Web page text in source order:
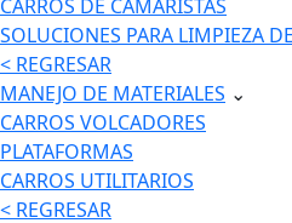
CARROS DE CAMARISTAS
SOLUCIONES PARA LIMPIEZA
< REGRESAR
MANEJO DE MATERIALES ⌄
CARROS VOLCADORES
PLATAFORMAS
CARROS UTILITARIOS
< REGRESAR